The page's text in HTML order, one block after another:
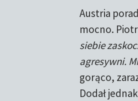
Austria
mocno.
siebie
agresywni.
gorąco,
Dodał